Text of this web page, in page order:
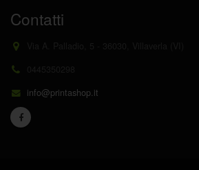
Contatti
info@printashop.it